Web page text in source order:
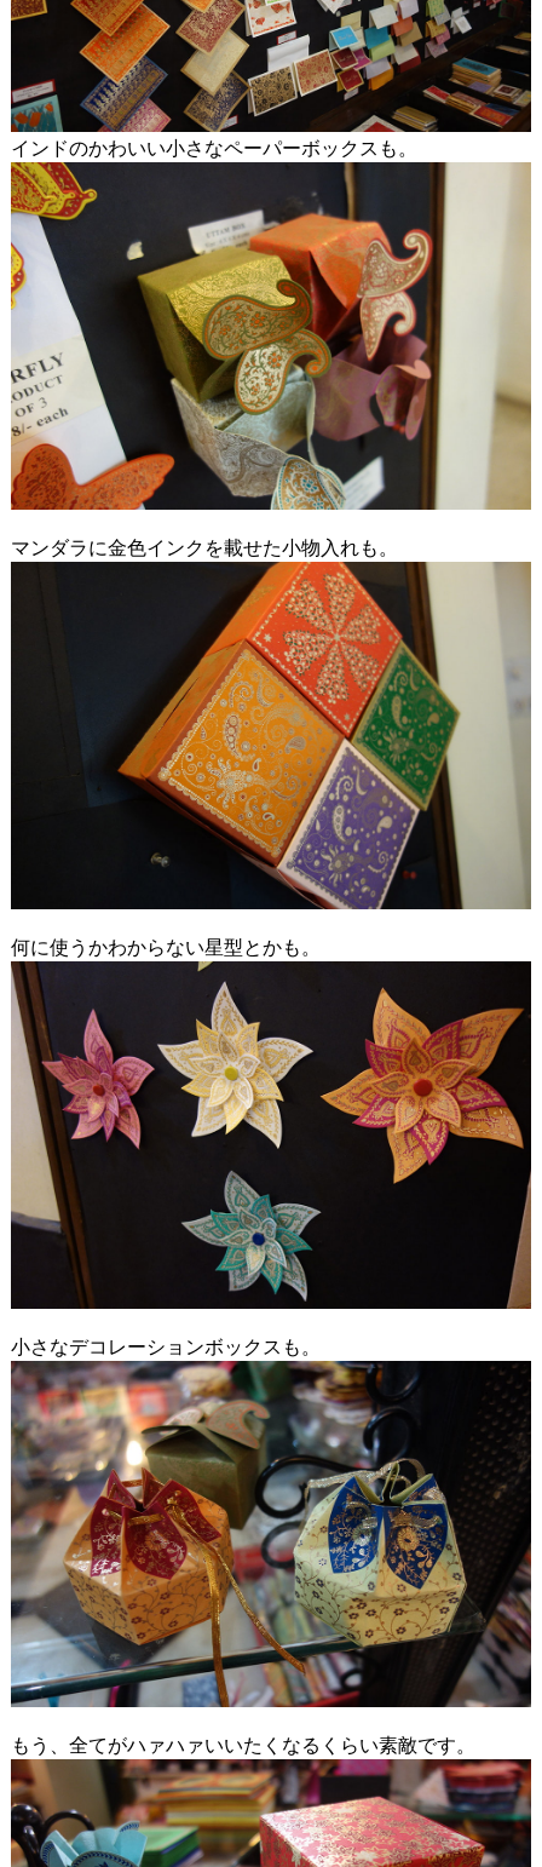
インドのかわいい小さなペーパーボックスも。
マンダラに金色インクを載せた小物入れも。
何に使うかわからない星型とかも。
小さなデコレーションボックスも。
もう、全てがハァハァいいたくなるくらい素敵です。